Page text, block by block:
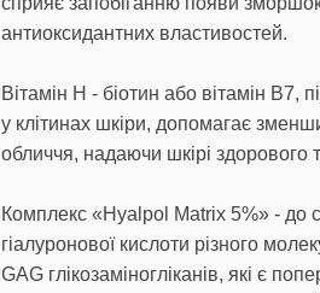
антиоксидантних властивостей.
Вітамін Н - біотин або вітамін
у клітинах шкіри, допомагає
обличчя, надаючи шкірі здорового
Комплекс «Hyalpol Matrix 5%» - до
гіалуронової кислоти різного
GAG глікозаміногліканів, які є